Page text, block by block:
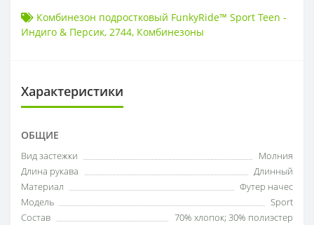
Комбинезон подростковый FunkyRide™ Sport Teen -
Индиго & Персик, 2744, Комбинезоны
Характеристики
ОБЩИЕ
Вид застежки
Молния
Длина рукава
Длинный
Материал
Футер начес
Модель
Sport
Состав
70% хлопок; 30% полиэстер